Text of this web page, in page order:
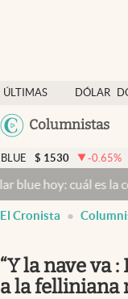
ÚLTIMAS
NOTICIAS
DÓLAR
Columnistas
Dólar
Members
Economía y Política
Finanzas y Mercados
Mercados Online
Columnistas
1530 -0.65 %
cuál es la
El Cronista
“Y la nave va
a la felliniana